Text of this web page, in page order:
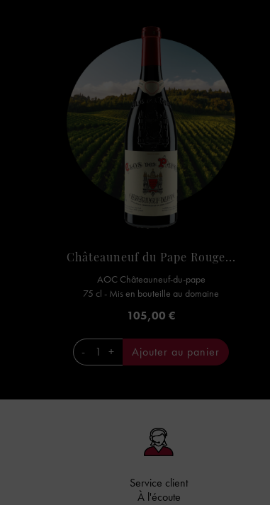
Châteauneuf du Pape Rouge...
AOC Châteauneuf-du-pape
75 cl - Mis en bouteille au domaine
Prix
105,00 €
- + Ajouter au panier
Service client
À l'écoute